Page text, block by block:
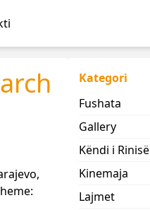
Kategori
Fushata
Gallery
Këndi i Rinisë
Kinemaja
Lajmet